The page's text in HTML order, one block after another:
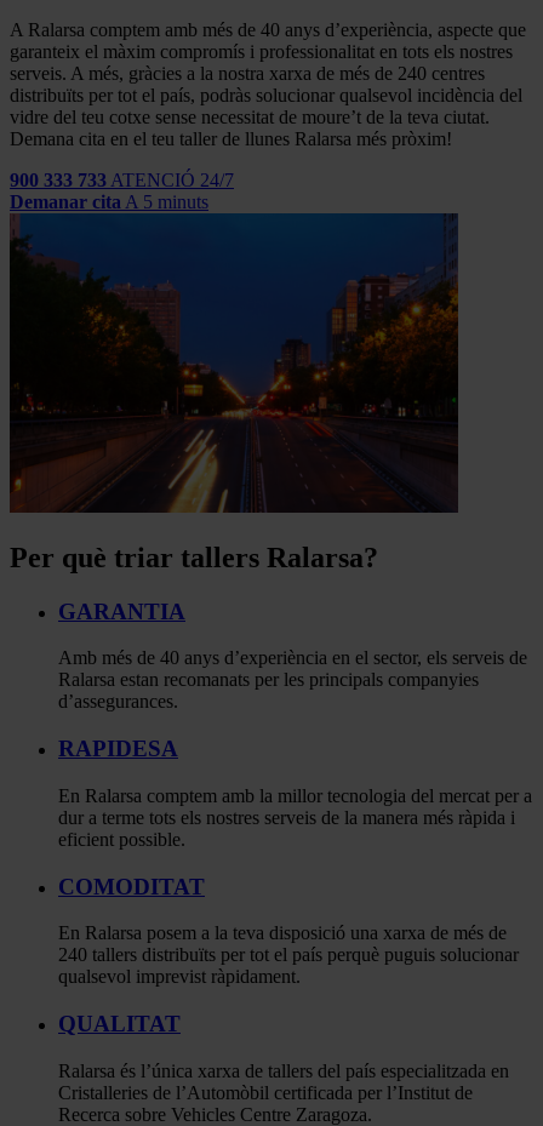
A Ralarsa comptem amb més de 40 anys d’experiència, aspecte que
garanteix el màxim compromís i professionalitat en tots els nostres
serveis. A més, gràcies a la nostra xarxa de més de 240 centres
distribuïts per tot el país, podràs solucionar qualsevol incidència del
vidre del teu cotxe sense necessitat de moure’t de la teva ciutat.
Demana cita en el teu taller de llunes Ralarsa més pròxim!
900 333 733 ATENCIÓ 24/7
Demanar cita A 5 minuts
Per què triar tallers Ralarsa?
GARANTIA
Amb més de 40 anys d’experiència en el sector, els serveis de
Ralarsa estan recomanats per les principals companyies
d’assegurances.
RAPIDESA
En Ralarsa comptem amb la millor tecnologia del mercat per a
dur a terme tots els nostres serveis de la manera més ràpida i
eficient possible.
COMODITAT
En Ralarsa posem a la teva disposició una xarxa de més de
240 tallers distribuïts per tot el país perquè puguis solucionar
qualsevol imprevist ràpidament.
QUALITAT
Ralarsa és l’única xarxa de tallers del país especialitzada en
Cristalleries de l’Automòbil certificada per l’Institut de
Recerca sobre Vehicles Centre Zaragoza.